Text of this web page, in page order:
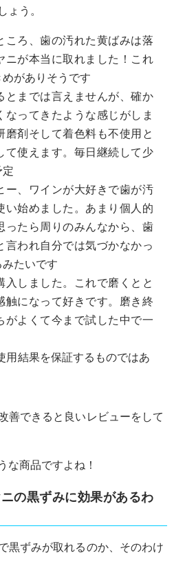
ょう。
ころ、歯の汚れた黄ばみは落
ニが本当に取れました！これ
がありそうです
とまでは言えませんが、確か
なってきたような感じがしま
磨剤そして着色料も不使用と
て使えます。毎日継続して少
定
ー、ワインが大好きで歯が汚
い始めました。あまり個人的
ったら周りのみんなから、歯
言われ自分では気づかなかっ
たいです
入しました。これで磨くとと
触になって好きです。磨き終
がよくて今まで試した中で一
用結果を保証するものではあ
善できると良いレビューをして
な商品ですよね！
の黒ずみに効果があるわ
黒ずみが取れるのか、そのわけ